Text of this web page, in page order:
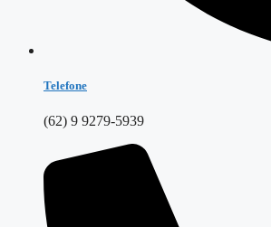
Telefone
(62) 9 9279-5939